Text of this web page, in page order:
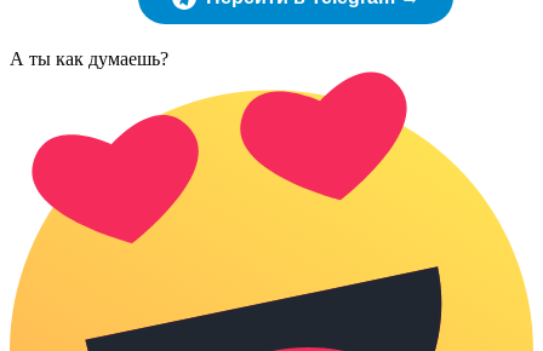
А ты как думаешь?